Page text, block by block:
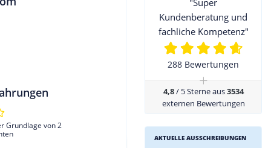
Grundlage von 2
"Super
Kundenberatung und
fachliche Kompetenz"
288 Bewertungen
+
4,8/ 5 Sterne aus3534
externen Bewertungen
AKTUELLE AUSSCHREIBUNGEN